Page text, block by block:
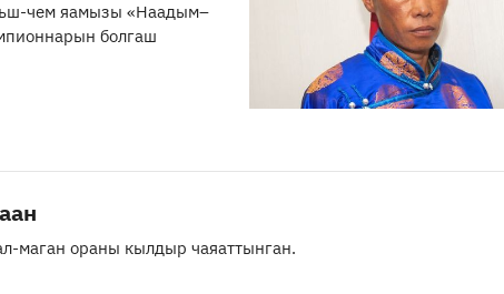
чем яамызы «Наадым–
болгаш
маган ораны кылдыр чаяаттынган.